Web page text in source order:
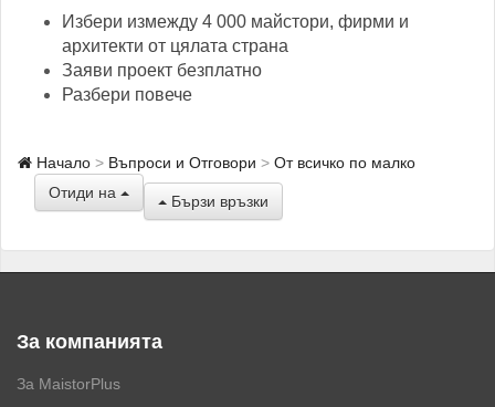
Избери измежду 4 000 майстори, фирми и
архитекти от цялата страна
Заяви проект безплатно
Разбери повече
Начало Въпроси и Отговори
От всичко по малко
Отиди на
Бързи връзки
За компанията
За MaistorPlus